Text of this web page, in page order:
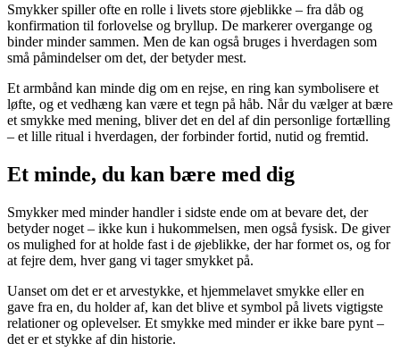
Smykker spiller ofte en rolle i livets store øjeblikke – fra dåb og
konfirmation til forlovelse og bryllup. De markerer overgange og
binder minder sammen. Men de kan også bruges i hverdagen som
små påmindelser om det, der betyder mest.
Et armbånd kan minde dig om en rejse, en ring kan symbolisere et
løfte, og et vedhæng kan være et tegn på håb. Når du vælger at bære
et smykke med mening, bliver det en del af din personlige fortælling
– et lille ritual i hverdagen, der forbinder fortid, nutid og fremtid.
Et minde, du kan bære med dig
Smykker med minder handler i sidste ende om at bevare det, der
betyder noget – ikke kun i hukommelsen, men også fysisk. De giver
os mulighed for at holde fast i de øjeblikke, der har formet os, og for
at fejre dem, hver gang vi tager smykket på.
Uanset om det er et arvestykke, et hjemmelavet smykke eller en
gave fra en, du holder af, kan det blive et symbol på livets vigtigste
relationer og oplevelser. Et smykke med minder er ikke bare pynt –
det er et stykke af din historie.